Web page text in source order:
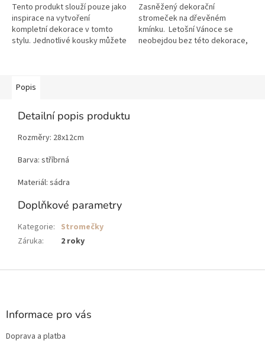
Tento produkt slouží pouze jako
inspirace na vytvoření
kompletní dekorace v tomto
stylu. Jednotlivé kousky můžete
Zasněžený dekorační
stromeček na dřevěném
kmínku. Letošní Vánoce se
neobejdou bez této dekorace,
Popis
Detailní popis produktu
Rozměry: 28x12cm
Barva: stříbrná
Materiál: sádra
Doplňkové parametry
Kategorie: Stromečky
Záruka: 2 roky
Z
Informace pro vás
Doprava a platba